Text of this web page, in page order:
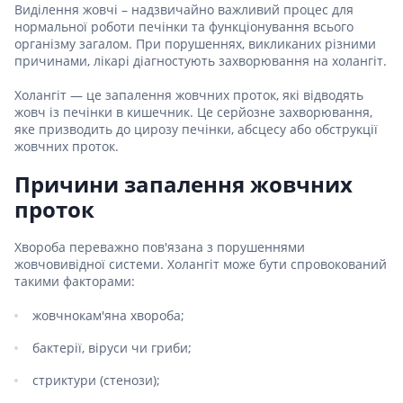
Виділення жовчі – надзвичайно важливий процес для
нормальної роботи печінки та функціонування всього
організму загалом. При порушеннях, викликаних різними
причинами, лікарі діагностують захворювання на холангіт.
Холангіт — це запалення жовчних проток, які відводять
жовч із печінки в кишечник. Це серйозне захворювання,
яке призводить до цирозу печінки, абсцесу або обструкції
жовчних проток.
Причини запалення жовчних
проток
Хвороба переважно пов'язана з порушеннями
жовчовивідної системи. Холангіт може бути спровокований
такими факторами:
жовчнокам'яна хвороба;
бактерії, віруси чи гриби;
стриктури (стенози);